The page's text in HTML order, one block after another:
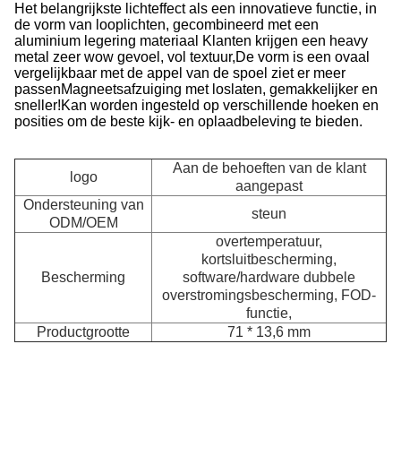
Het belangrijkste lichteffect als een innovatieve functie, in
de vorm van looplichten, gecombineerd met een
aluminium legering materiaal Klanten krijgen een heavy
metal zeer wow gevoel, vol textuur,De vorm is een ovaal
vergelijkbaar met de appel van de spoel ziet er meer
passenMagneetsafzuiging met loslaten, gemakkelijker en
sneller!Kan worden ingesteld op verschillende hoeken en
posities om de beste kijk- en oplaadbeleving te bieden.
logo
Aan de behoeften van de klant
aangepast
Ondersteuning van
ODM/OEM
steun
Bescherming
overtemperatuur,
kortsluitbescherming,
software/hardware dubbele
overstromingsbescherming, FOD-
functie,
Productgrootte
71 * 13,6 mm